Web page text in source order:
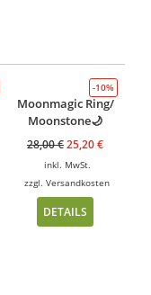
-10%
Moonmagic Ring/
Moonstone🌙
28,00€25,20€
inkl. MwSt.
zzgl.Versandkosten
DETAILS